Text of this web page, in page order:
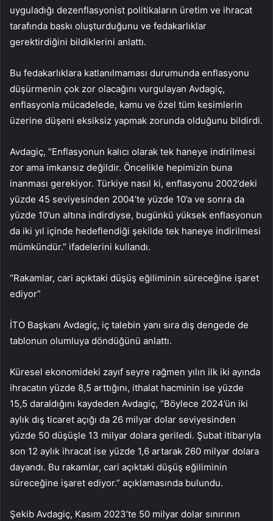
uyguladığı dezenflasyonist politikaların üretim ve ihracat
tarafında baskı oluşturduğunu ve fedakarlıklar
gerektirdiğini bildiklerini anlattı.
Bu fedakarlıklara katlanılmaması durumunda enflasyonu
düşürmenin çok zor olacağını vurgulayan Avdagiç,
enflasyonla mücadelede, kamu ve özel tüm kesimlerin
üzerine düşeni eksiksiz yapmak zorunda olduğunu bildirdi.
Avdagiç, “Enflasyonun kalıcı olarak tek haneye indirilmesi
zor ama imkansız değildir. Öncelikle hepimizin buna
inanması gerekiyor. Türkiye nasıl ki, enflasyonu 2002’deki
yüzde 45 seviyesinden 2004’te yüzde 10’a ve sonra da
yüzde 10’un altına indirdiyse, bugünkü yüksek enflasyonun
da iki yıl içinde hedeflendiği şekilde tek haneye indirilmesi
mümkündür.” ifadelerini kullandı.
“Rakamlar, cari açıktaki düşüş eğiliminin süreceğine işaret
ediyor”
İTO Başkanı Avdagiç, iç talebin yanı sıra dış dengede de
tablonun olumluya döndüğünü anlattı.
Küresel ekonomideki zayıf seyre rağmen yılın ilk iki ayında
ihracatın yüzde 8,5 arttığını, ithalat hacminin ise yüzde
15,5 daraldığını kaydeden Avdagiç, “Böylece 2024’ün iki
aylık dış ticaret açığı da 26 milyar dolar seviyesinden
yüzde 50 düşüşle 13 milyar dolara geriledi. Şubat itibarıyla
son 12 aylık ihracat ise yüzde 1,6 artarak 260 milyar dolara
dayandı. Bu rakamlar, cari açıktaki düşüş eğiliminin
süreceğine işaret ediyor.” açıklamasında bulundu.
Şekib Avdagiç, Kasım 2023’te 50 milyar dolar sınırının